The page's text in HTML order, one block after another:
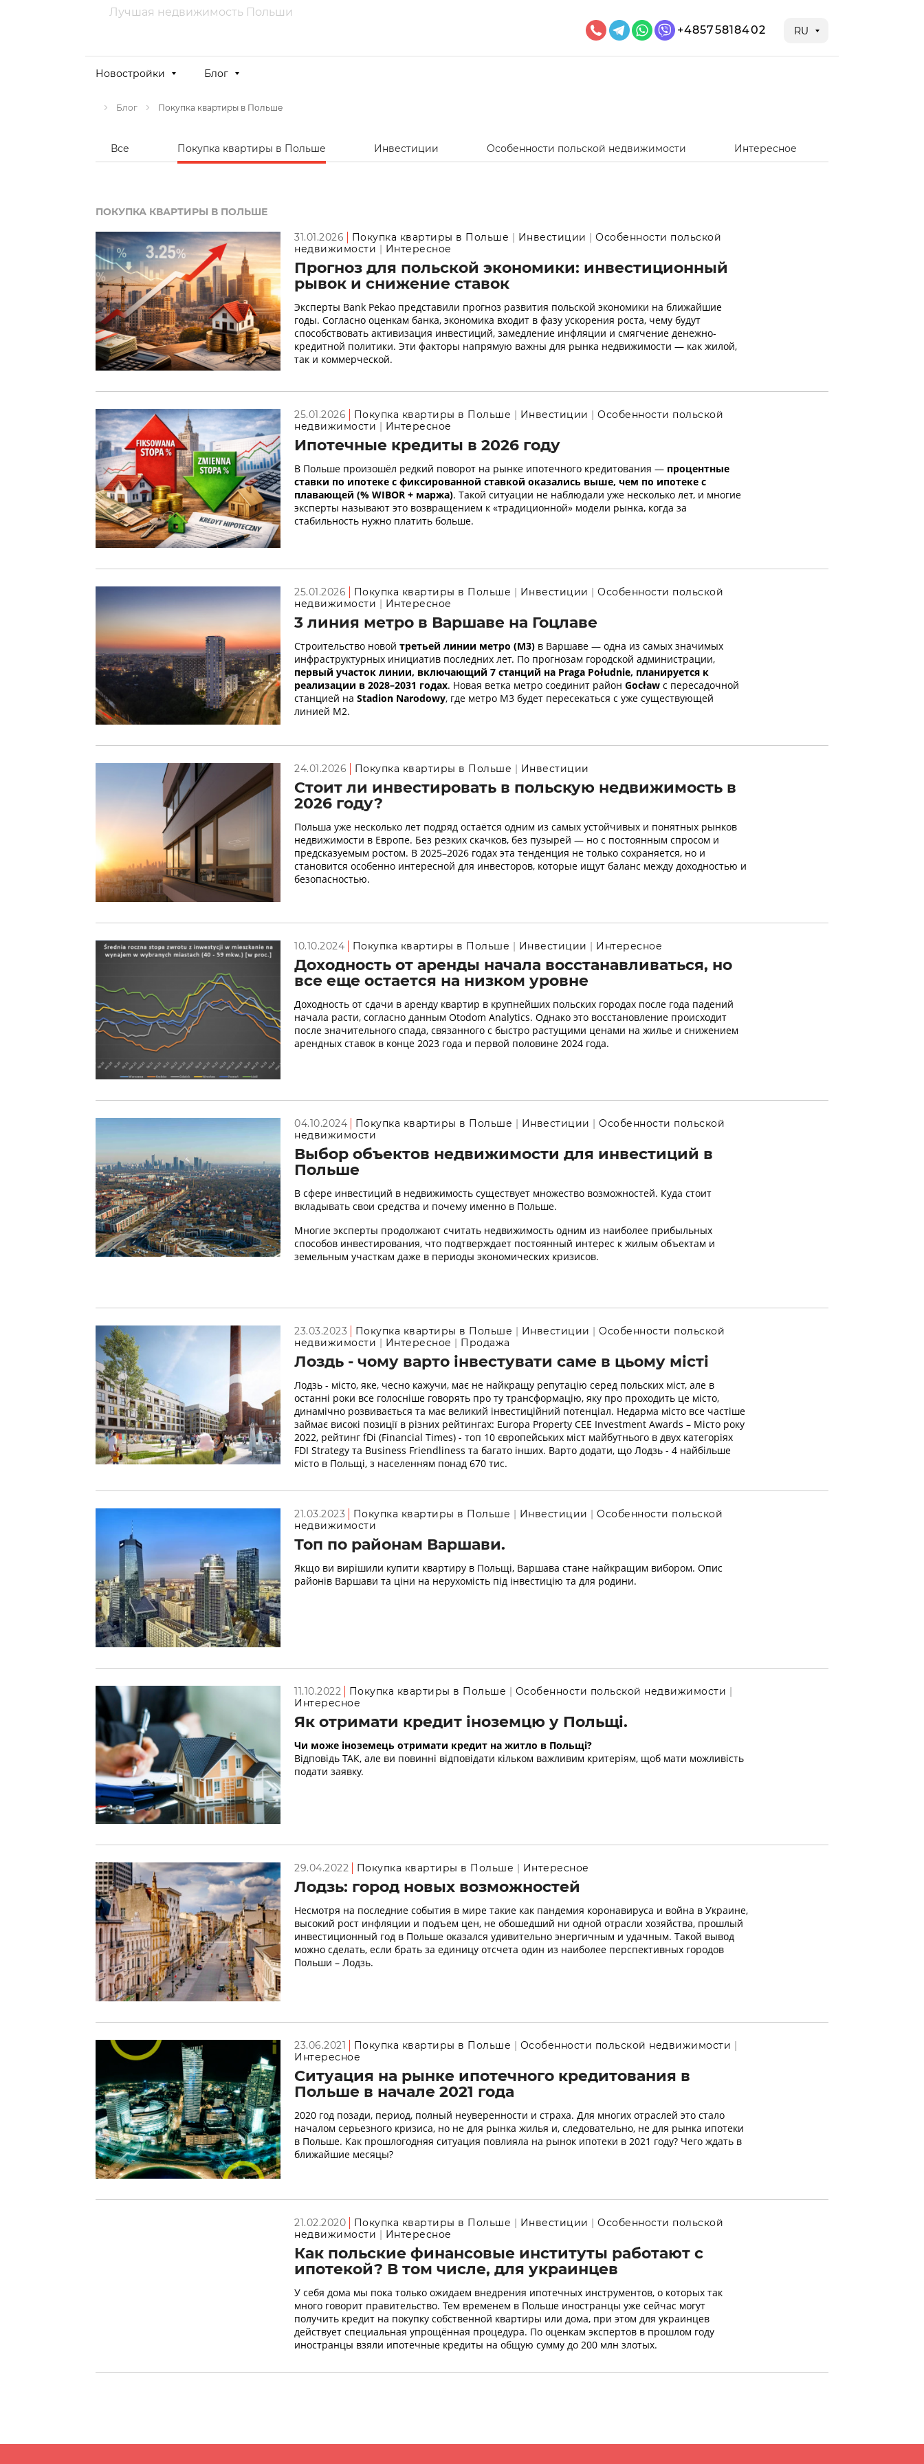
Лучшая недвижимость Польши
+48575818402
RU
Новостройки Блог
Блог Покупка квартиры в Польше
Все Покупка квартиры в Польше Инвестиции Особенности польской недвижимости Интересное
ПОКУПКА КВАРТИРЫ В ПОЛЬШЕ
31.01.2026 Покупка квартиры в Польше Инвестиции
Особенности польской
недвижимости
Интересное
Прогноз для польской экономики: инвестиционный
рывок и снижение ставок
Эксперты Bank Pekao представили прогноз развития польской экономики на ближайшие
годы. Согласно оценкам банка, экономика входит в фазу ускорения роста, чему будут
способствовать активизация инвестиций, замедление инфляции и смягчение денежно-
кредитной политики. Эти факторы напрямую важны для рынка недвижимости — как жилой,
так и коммерческой.
25.01.2026 Покупка квартиры в Польше Инвестиции
Особенности польской
недвижимости
Интересное
Ипотечные кредиты в 2026 году
В Польше произошёл редкий поворот на рынке ипотечного кредитования — процентные
ставки по ипотеке с фиксированной ставкой оказались выше, чем по ипотеке с
плавающей (% WIBOR + маржа). Такой ситуации не наблюдали уже несколько лет, и многие
эксперты называют это возвращением к «традиционной» модели рынка, когда за
стабильность нужно платить больше.
25.01.2026 Покупка квартиры в Польше Инвестиции
Особенности польской
недвижимости
Интересное
3 линия метро в Варшаве на Гоцлаве
Строительство новой третьей линии метро (M3) в Варшаве — одна из самых значимых
инфраструктурных инициатив последних лет. По прогнозам городской администрации,
первый участок линии, включающий 7 станций на Praga Południe, планируется к
реализации в 2028–2031 годах. Новая ветка метро соединит район Gocław с пересадочной
станцией на Stadion Narodowy, где метро M3 будет пересекаться с уже существующей
линией M2.
24.01.2026 Покупка квартиры в Польше Инвестиции
Стоит ли инвестировать в польскую недвижимость в
2026 году?
Польша уже несколько лет подряд остаётся одним из самых устойчивых и понятных рынков
недвижимости в Европе. Без резких скачков, без пузырей — но с постоянным спросом и
предсказуемым ростом. В 2025–2026 годах эта тенденция не только сохраняется, но и
становится особенно интересной для инвесторов, которые ищут баланс между доходностью и
безопасностью.
10.10.2024 Покупка квартиры в Польше Инвестиции Интересное
Доходность от аренды начала восстанавливаться, но
все еще остается на низком уровне
Доходность от сдачи в аренду квартир в крупнейших польских городах после года падений
начала расти, согласно данным Otodom Analytics. Однако это восстановление происходит
после значительного спада, связанного с быстро растущими ценами на жилье и снижением
арендных ставок в конце 2023 года и первой половине 2024 года.
04.10.2024 Покупка квартиры в Польше Инвестиции
Особенности польской
недвижимости
Выбор объектов недвижимости для инвестиций в
Польше
В сфере инвестиций в недвижимость существует множество возможностей. Куда стоит
вкладывать свои средства и почему именно в Польше.
Многие эксперты продолжают считать недвижимость одним из наиболее прибыльных
способов инвестирования, что подтверждает постоянный интерес к жилым объектам и
земельным участкам даже в периоды экономических кризисов.
23.03.2023 Покупка квартиры в Польше Инвестиции
Особенности польской
недвижимости
Интересное Продажа
Лоздь - чому варто інвестувати саме в цьому місті
Лодзь - місто, яке, чесно кажучи, має не найкращу репутацію серед польских міст, але в
останні роки все голосніше говорять про ту трансформацію, яку про проходить це місто,
динамічно розвивається та має великий інвестиційний потенціал. Недарма місто все частіше
займає високі позиції в різних рейтингах: Europa Property CEE Investment Awards – Місто року
2022, рейтинг fDi (Financial Times) - топ 10 європейських міст майбутнього в двух категоріях
FDI Strategy та Business Friendliness та багато інших. Варто додати, що Лодзь - 4 найбільше
місто в Польщі, з населенням понад 670 тис.
21.03.2023 Покупка квартиры в Польше Инвестиции
Особенности польской
недвижимости
Топ по районам Варшави.
Якщо ви вирішили купити квартиру в Польщі, Варшава стане найкращим вибором. Опис
районів Варшави та ціни на нерухомість під інвестицію та для родини.
11.10.2022 Покупка квартиры в Польше
Особенности польской недвижимости
Интересное
Як отримати кредит іноземцю у Польщі.
Чи може іноземець отримати кредит на житло в Польщі?
Відповідь ТАК, але ви повинні відповідати кільком важливим критеріям, щоб мати можливість
подати заявку.
29.04.2022 Покупка квартиры в Польше Интересное
Лодзь: город новых возможностей
Несмотря на последние события в мире такие как пандемия коронавируса и война в Украине,
высокий рост инфляции и подъем цен, не обошедший ни одной отрасли хозяйства, прошлый
инвестиционный год в Польше оказался удивительно энергичным и удачным. Такой вывод
можно сделать, если брать за единицу отсчета один из наиболее перспективных городов
Польши – Лодзь.
23.06.2021 Покупка квартиры в Польше
Особенности польской недвижимости
Интересное
Ситуация на рынке ипотечного кредитования в
Польше в начале 2021 года
2020 год позади, период, полный неуверенности и страха. Для многих отраслей это стало
началом серьезного кризиса, но не для рынка жилья и, следовательно, не для рынка ипотеки
в Польше. Как прошлогодняя ситуация повлияла на рынок ипотеки в 2021 году? Чего ждать в
ближайшие месяцы?
21.02.2020 Покупка квартиры в Польше Инвестиции
Особенности польской
недвижимости
Интересное
Как польские финансовые институты работают с
ипотекой? В том числе, для украинцев
У себя дома мы пока только ожидаем внедрения ипотечных инструментов, о которых так
много говорит правительство. Тем временем в Польше иностранцы уже сейчас могут
получить кредит на покупку собственной квартиры или дома, при этом для украинцев
действует специальная упрощённая процедура. По оценкам экспертов в прошлом году
иностранцы взяли ипотечные кредиты на общую сумму до 200 млн злотых.